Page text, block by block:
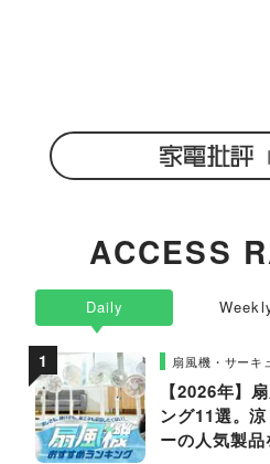
ACCESS
Daily
扇風機・サーキ
【2026年】
ング11選。
ーの人気製